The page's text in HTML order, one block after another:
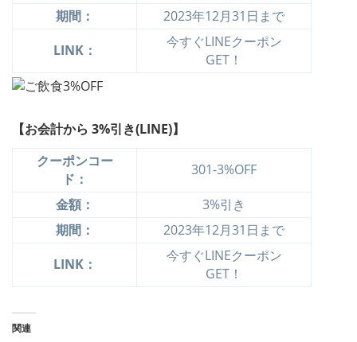
期間：
2023年12月31日まで
LINK：
今すぐLINEクーポン
GET！
【お会計から 3%引き(LINE)】
クーポンコー
ド：
301-3%OFF
金額：
3%引き
期間：
2023年12月31日まで
LINK：
今すぐLINEクーポン
GET！
関連